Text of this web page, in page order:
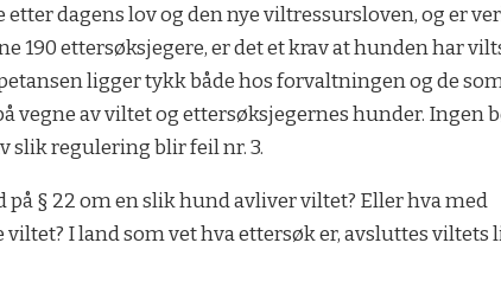
dagens lov og den nye viltressursloven, og er
190 ettersøksjegere, er det et krav at hunden har
ligger tykk både hos forvaltningen og de
vegne av viltet og ettersøksjegernes hunder. Ingen
slik regulering blir feil nr. 3.
§ 22 om en slik hund avliver viltet? Eller hva med
I land som vet hva ettersøk er, avsluttes viltets